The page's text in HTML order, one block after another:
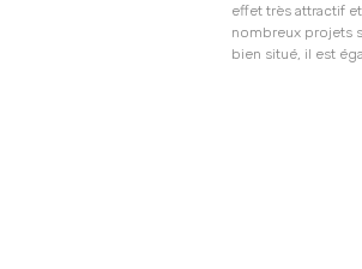
effet très attractif
nombreux projets
bien situé, il est